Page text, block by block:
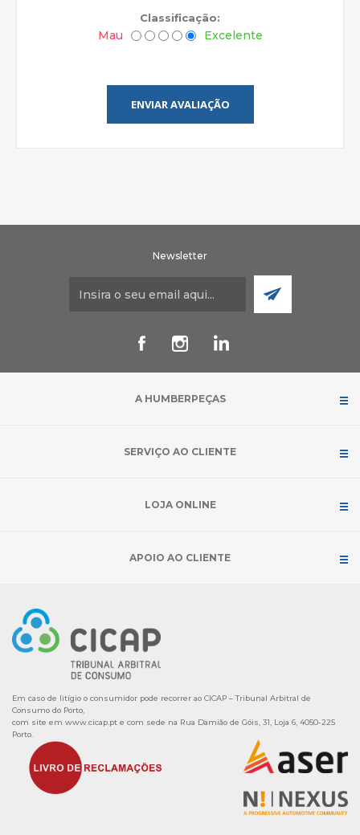
Classificação:
Mau Excelente
ENVIAR AVALIAÇÃO
Newsletter
A HUMBERPEÇAS
SERVIÇO AO CLIENTE
LOJA ONLINE
APOIO AO CLIENTE
Em caso de litígio o consumidor pode recorrer ao CICAP – Tribunal Arbitral de
Consumo do Porto,
com site em www.cicap.pt e com sede na Rua Damião de Góis, 31, Loja 6, 4050-225
Porto.